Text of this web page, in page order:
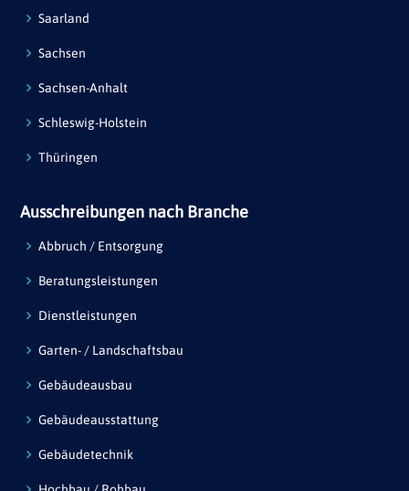
Saarland
Sachsen
Sachsen-Anhalt
Schleswig-Holstein
Thüringen
Ausschreibungen nach Branche
Abbruch / Entsorgung
Beratungsleistungen
Dienstleistungen
Garten- / Landschaftsbau
Gebäudeausbau
Gebäudeausstattung
Gebäudetechnik